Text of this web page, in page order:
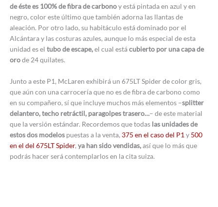
de éste es 100% de fibra de carbonoy está pintada en azul y en
negro, color este último que también adorna las llantas de
aleación. Por otro lado, su habitáculo está dominado por el
Alcántara y las costuras azules, aunque lo más especial de esta
unidad es el tubo de escape,el cual estácubierto por una capa de
orode 24 quilates.
Junto a este P1, McLaren exhibirá un 675LT Spider de color gris,
que aún con una carrocería que no es de fibra de carbono como
en su compañero, sí que incluye muchos más elementos –splitter
delantero, techo retráctil, paragolpes trasero…– de este material
que la versión estándar. Recordemos que todas las unidades de
estos dos modelos puestas a la venta, 375 en el caso del P1 y 500
en el del 675LT Spider, ya han sido vendidas,así que lo más que
podrás hacer será contemplarlos en la cita suiza.